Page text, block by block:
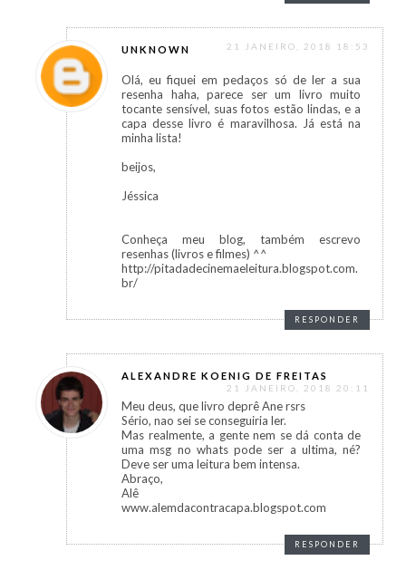
UNKNOWN 21 JANEIRO, 2018 18:53
Olá, eu fiquei em pedaços só de ler a sua
resenha haha, parece ser um livro muito
tocante sensível, suas fotos estão lindas, e a
capa desse livro é maravilhosa. Já está na
minha lista!
beijos,
Jéssica
Conheça meu blog, também escrevo
resenhas (livros e filmes) ^^
http://pitadadecinemaeleitura.blogspot.com.
br/
RESPONDER
ALEXANDRE KOENIG DE FREITAS
21 JANEIRO, 2018 20:11
Meu deus, que livro deprê Ane rsrs
Sério, nao sei se conseguiria ler.
Mas realmente, a gente nem se dá conta de
uma msg no whats pode ser a ultima, né?
Deve ser uma leitura bem intensa.
Abraço,
Alê
www.alemdacontracapa.blogspot.com
RESPONDER